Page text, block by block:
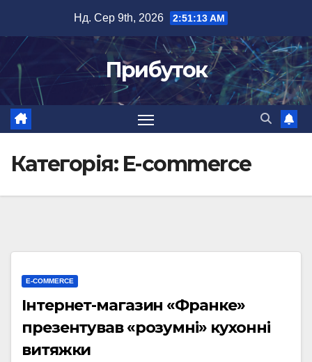
вмісту
Нд. Сер 9th, 2026 2:51:13 AM
Прибуток
Категорія: E-commerce
E-COMMERCE
Інтернет-магазин «Франке»
презентував «розумні» кухонні
витяжки